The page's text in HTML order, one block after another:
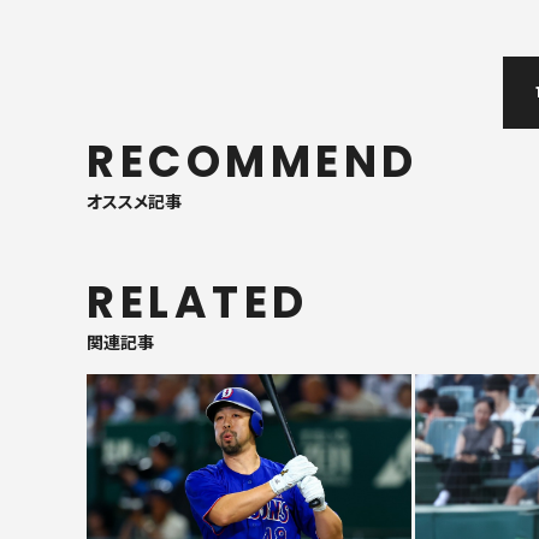
RECOMMEND
オススメ記事
RELATED
関連記事